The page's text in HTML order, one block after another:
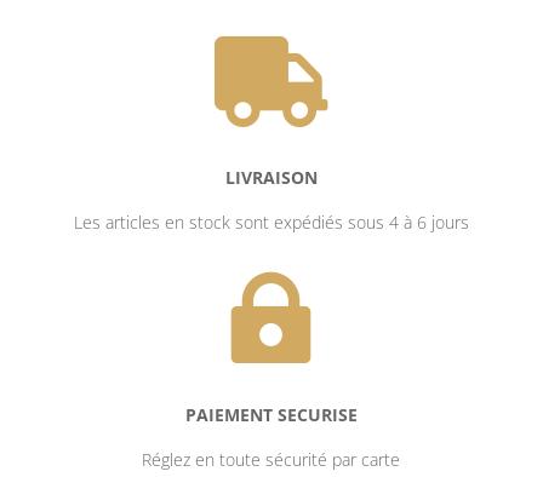

LIVRAISON
Les articles en stock sont expédiés sous 4 à 6 jours

PAIEMENT SECURISE
Réglez en toute sécurité par carte